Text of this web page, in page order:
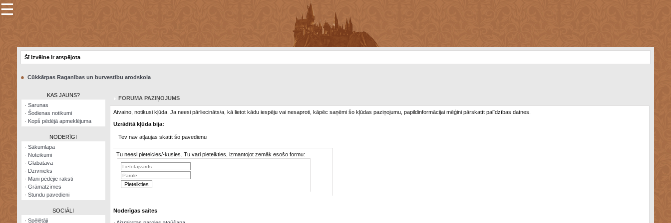
×
Šodienas
Visatcera
almanahs
☰
Šī izvēlne ir atspējota
● Cūkkārpas Raganības un burvestību arodskola
KAS JAUNS?
· Sarunas
· Šodienas notikumi
· Kopš pēdējā apmeklējuma
NODERĪGI
· Sākumlapa
· Noteikumi
· Glabātava
· Dzīvnieks
· Mani pēdējie raksti
· Grāmatzīmes
· Stundu pavedieni
SOCIĀLI
· Spēlētāji
FORUMA PAZIŅOJUMS
Atvaino, notikusi kļūda. Ja neesi pārliecināts/a, kā lietot kādu iespēju vai nesaproti, kāpēc saņēmi šo kļūdas paziņojumu, papildinformācijai mēģini pārskatīt palīdzības datnes.
Uzrādītā kļūda bija:
Tev nav atļaujas skatīt šo pavedienu
Tu neesi pieteicies/-kusies. Tu vari pieteikties, izmantojot zemāk esošo formu:
Noderīgas saites